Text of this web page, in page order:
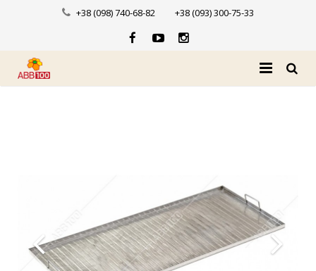
+38 (098) 740-68-82 +38 (093) 300-75-33
Контакти